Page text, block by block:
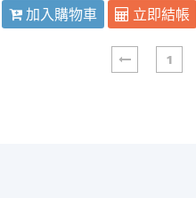
加入購物車
立即結帳
1